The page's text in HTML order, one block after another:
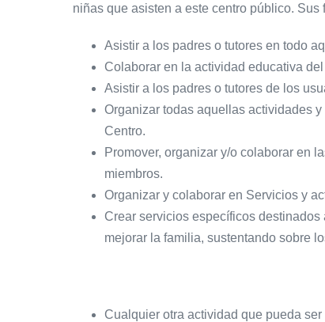
niñas que asisten a este centro público. Sus
Asistir a los padres o tutores en todo
Colaborar en la actividad educativa
Asistir a los padres o tutores de los
Organizar todas aquellas actividades
Centro.
Promover, organizar y/o colaborar en
miembros.
Organizar y colaborar en Servicios y
Crear servicios específicos
mejorar la familia, sustentando sobre
Cualquier otra actividad que pueda